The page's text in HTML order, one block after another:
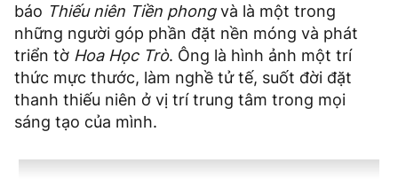
báo Thiếu niên Tiền phongvà là một trong
những người góp phần đặt nền móng và phát
triển tờ Hoa Học Trò. Ông là hình ảnh một trí
thức mực thước, làm nghề tử tế, suốt đời đặt
thanh thiếu niên ở vị trí trung tâm trong mọi
sáng tạo của mình.